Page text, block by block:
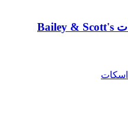
میکروب شناسی بیلی و اسکات Bailey & Scott's